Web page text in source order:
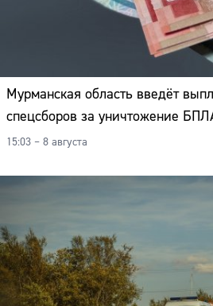
Мурманская область введёт
спецсборов за уничтожение
15:03 – 8 августа